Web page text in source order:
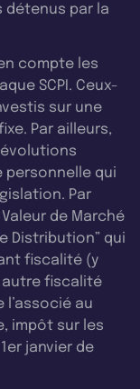
détenus par la
compte les
SCPI. Ceux-
sur une
Par ailleurs,
qui
Par
de Marché
Distribution” qui
fiscalité (y
fiscalité
l’associé au
impôt sur les
janvier de